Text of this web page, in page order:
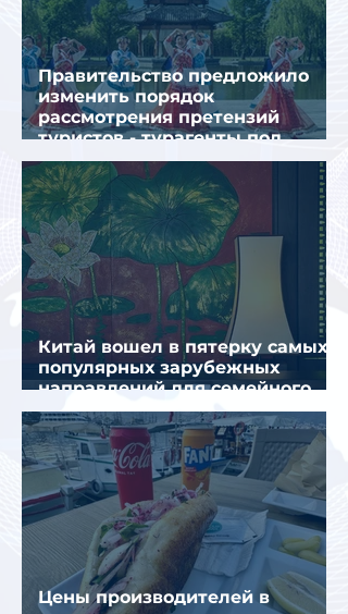
Правительство предложило
изменить порядок
рассмотрения претензий
туристов - турагенты под
ударом!
Китай вошел в пятерку самых
популярных зарубежных
направлений для семейного
отдыха летом
Цены производителей в